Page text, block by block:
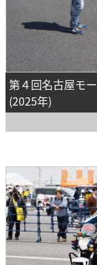
第４回名古屋モ
(2025年)